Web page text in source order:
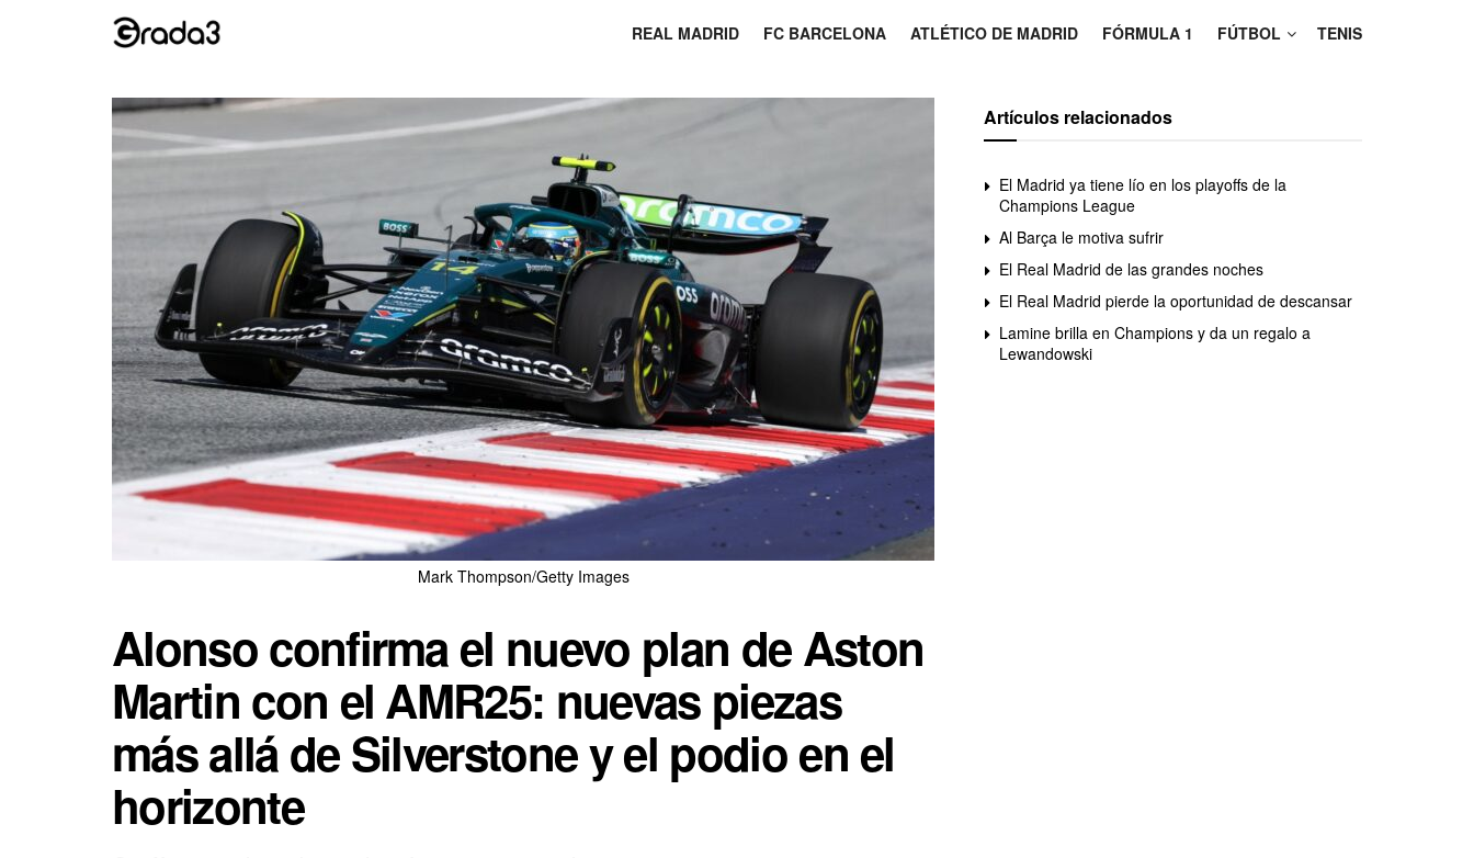
REAL MADRID FC BARCELONA ATLÉTICO DE MADRID FÓRMULA 1 FÚTBOL TENIS
Mark Thompson/Getty Images
Alonso confirma el nuevo plan de Aston
Martin con el AMR25: nuevas piezas
más allá de Silverstone y el podio en el
horizonte
Artículos relacionados
El Madrid ya tiene lío en los playoffs de la
Champions League
Al Barça le motiva sufrir
El Real Madrid de las grandes noches
El Real Madrid pierde la oportunidad de descansar
Lamine brilla en Champions y da un regalo a
Lewandowski